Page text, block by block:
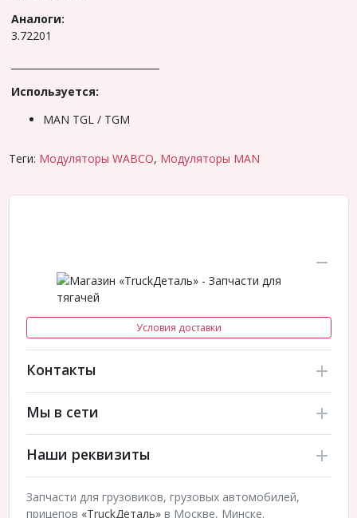
Аналoги:
3.72201
Используется:
MAN TGL / TGM
Теги: Модуляторы WABCO, Модуляторы MAN
Условия доставки
Контакты
Мы в сети
Наши реквизиты
Запчасти для грузовиков, грузовых автомобилей,
прицепов «TruckДеталь»в Москве, Минске.